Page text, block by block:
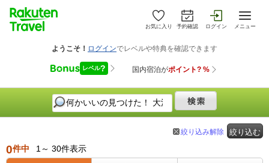
お気に入り 予約確認 ログイン メニュー
絞り込む
絞り込み解除
0件中 1～ 30件表示